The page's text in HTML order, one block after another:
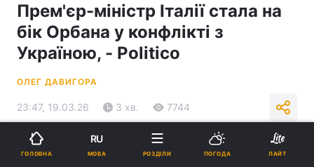
Прем'єр-міністр Італії стала на
бік Орбана у конфлікті з
Україною, - Politico
ОЛЕГ ДАВИГОРА
23:47, 19.03.26 3 хв. 7744
Підпишіться на нас в Google
ГОЛОВНА
RU
МОВА РОЗДІЛИ ПОГОДА ЛАЙТ